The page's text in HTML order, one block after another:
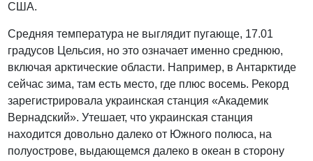
США.
Средняя температура не выглядит пугающе, 17.01
градусов Цельсия, но это означает именно среднюю,
включая арктические области. Например, в Антарктиде
сейчас зима, там есть место, где плюс восемь. Рекорд
зарегистрировала украинская станция «Академик
Вернадский». Утешает, что украинская станция
находится довольно далеко от Южного полюса, на
полуострове, выдающемся далеко в океан в сторону